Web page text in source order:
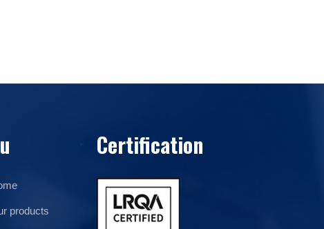
products
Certification